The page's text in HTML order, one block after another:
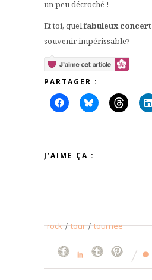
un peu décroché !
Et toi, quel fabuleux concert
souvenir impérissable?
PARTAGER :
J’AIME ÇA :
rock / tour / tournee